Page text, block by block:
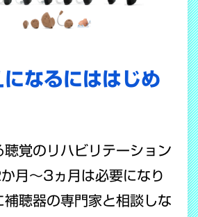
になるにははじめ
覚のリハビリテーション
月～3ヵ月は必要になり
補聴器の専門家と相談しな